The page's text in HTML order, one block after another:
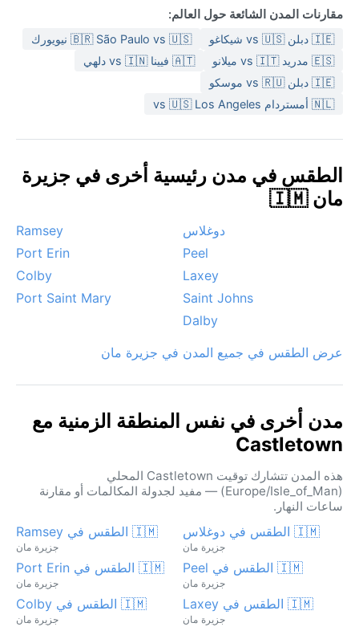
مقارنات المدن الشائعة حول العالم:
🇮🇪 دبلن vs 🇺🇸 شيكاغو
🇧🇷 São Paulo vs 🇺🇸 نيويورك
🇪🇸 مدريد vs 🇮🇹 ميلانو
🇦🇹 فيينا vs 🇮🇳 دلهي
🇮🇪 دبلن vs 🇷🇺 موسكو
🇳🇱 أمستردام vs 🇺🇸 Los Angeles
الطقس في مدن رئيسية أخرى في جزيرة
مان 🇮🇲
دوغلاس
Ramsey
Peel
Port Erin
Laxey
Colby
Saint Johns
Port Saint Mary
Dalby
عرض الطقس في جميع المدن في جزيرة مان
مدن أخرى في نفس المنطقة الزمنية مع
Castletown
هذه المدن تتشارك توقيت Castletown المحلي
(Europe/Isle_of_Man) — مفيد لجدولة المكالمات أو مقارنة
ساعات النهار.
🇮🇲 الطقس في دوغلاس
جزيرة مان
🇮🇲 الطقس في Ramsey
جزيرة مان
🇮🇲 الطقس في Peel
جزيرة مان
🇮🇲 الطقس في Port Erin
جزيرة مان
🇮🇲 الطقس في Laxey
جزيرة مان
🇮🇲 الطقس في Colby
جزيرة مان